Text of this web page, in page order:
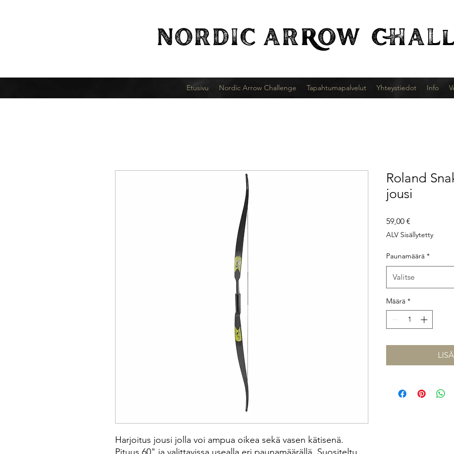
NORDIC ARROW
Etusivu Nordic Arrow Challenge Tapahtumapalvelut Yhteystiedot Info
Harjoitus jousi jolla voi ampua oikea sekä vasen kätisenä.
Roland
jousi
59,00 €
ALV Sisällytetty
Paunamäärä *
Valitse
Määrä *